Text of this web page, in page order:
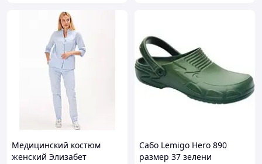
Медицинский костюм
женский Элизабет
Сабо Lemigo Hero 890
размер 37 зелени